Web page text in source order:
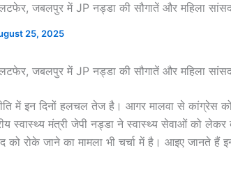
जबलपुर में JP नड्डा की सौगातें और महिला सांसद
25, 2025
जबलपुर में JP नड्डा की सौगातें और महिला सांसद
में इन दिनों हलचल तेज है। आगर मालवा से कांग्रेस
स्वास्थ्य मंत्री जेपी नड्डा ने स्वास्थ्य सेवाओं को लेकर
को रोके जाने का मामला भी चर्चा में है। आइए जानते हैं